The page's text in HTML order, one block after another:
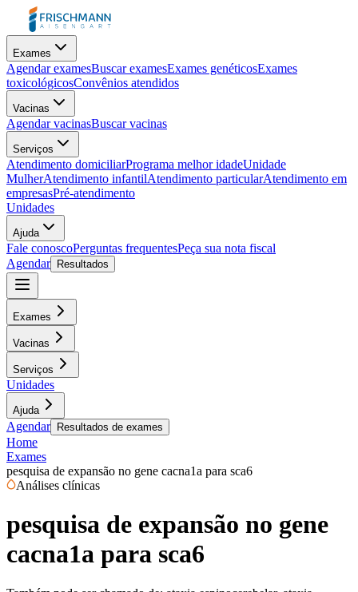
Exames
Agendar examesBuscar examesExames genéticosExames
toxicológicosConvênios atendidos
Vacinas
Agendar vacinasBuscar vacinas
Serviços
Atendimento domiciliarPrograma melhor idadeUnidade
MulherAtendimento infantilAtendimento particularAtendimento em
empresasPré-atendimento
Unidades
Ajuda
Fale conoscoPerguntas frequentesPeça sua nota fiscal
Agendar
Resultados
Exames
Vacinas
Serviços
Unidades
Ajuda
Agendar Resultados de exames
Home
Exames
pesquisa de expansão no gene cacna1a para sca6
Análises clínicas
pesquisa de expansão no gene
cacna1a para sca6